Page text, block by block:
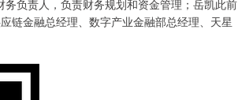
负责人，负责财务规划和资金管理；岳凯此前
链金融总经理、数字产业金融部总经理、天星